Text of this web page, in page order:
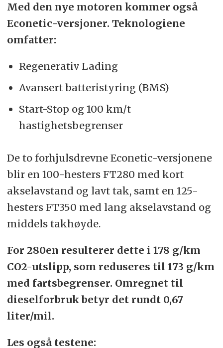
Med den nye motoren kommer også
Econetic-versjoner. Teknologiene
omfatter:
Regenerativ Lading
Avansert batteristyring (BMS)
Start-Stop og 100 km/t
hastighetsbegrenser
De to forhjulsdrevne Econetic-versjonene
blir en 100-hesters FT280 med kort
akselavstand og lavt tak, samt en 125-
hesters FT350 med lang akselavstand og
middels takhøyde.
For 280en resulterer dette i 178 g/km
CO2-utslipp, som reduseres til 173 g/km
med fartsbegrenser. Omregnet til
dieselforbruk betyr det rundt 0,67
liter/mil.
Les også testene: